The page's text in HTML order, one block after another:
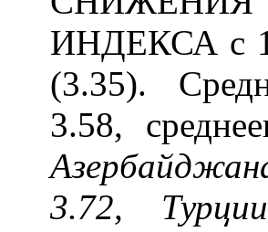
ИНДЕКСА с
(3.35).
3.58, с
3.72,